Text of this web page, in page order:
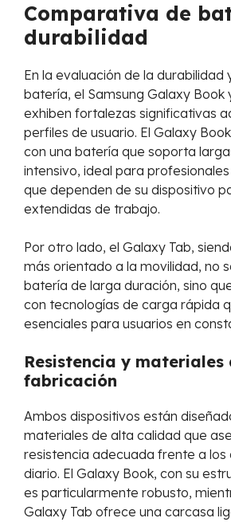
Comparativa de
durabilidad
En la evaluación de la durabilidad
batería, el Samsung Galaxy Book
exhiben fortalezas significativas
perfiles de usuario. El Galaxy
con una batería que soporta
intensivo, ideal para
que dependen de su dispositivo
extendidas de trabajo.
Por otro lado, el Galaxy Tab,
más orientado a la movilidad, no
batería de larga duración, sino
con tecnologías de carga rápida
esenciales para usuarios en
Resistencia y materiales
fabricación
Ambos dispositivos están
materiales de alta calidad que
resistencia adecuada frente a los
diario. El Galaxy Book, con su
es particularmente robusto,
Galaxy Tab ofrece una carcasa